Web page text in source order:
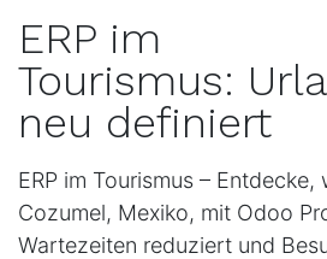
ERP im
Tourismus:
neu definiert
ERP im Tourismus – Entdecke,
Cozumel, Mexiko, mit Odoo
Wartezeiten reduziert und